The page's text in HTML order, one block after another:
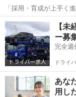
「採用・育成が上手く
みを持つご担当者を対
ナーです。 貴社の課題
東京 千代田区
【未
ー募
完全週
ドライ
あな
用し